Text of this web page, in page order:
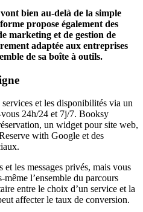
vont bien au-delà de la simple
propose également des
marketing et de gestion de
adaptée aux entreprises
de sa boîte à outils.
et les disponibilités via un
24h/24 et 7j/7. Booksy
un widget pour site web,
with Google et des
les messages privés, mais vous
l’ensemble du parcours
entre le choix d’un service et la
affecter le taux de conversion.